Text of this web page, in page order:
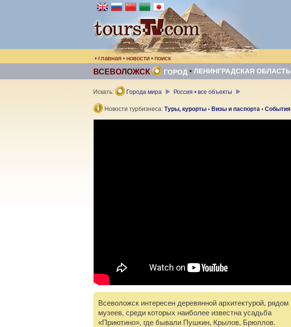
• главная • новости • поиск
ВСЕВОЛОЖСК ГОРОД • ЛЕНИНГРАДСКАЯ ОБЛАСТЬ
Искать: Города мира Россия • все объекты
Новости турбизнеса: Туры, курорты • Визы и паспорта • События
Всеволожск интересен деревянной архитектурой, рядом
музеев, среди которых наиболее известна усадьба
«Приютино», где бывали Пушкин, Крылов, Брюллов.